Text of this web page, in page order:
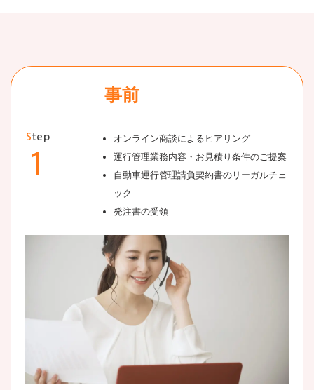
事前
オンライン商談によるヒアリング
運行管理業務内容・お見積り条件のご提案
自動車運行管理請負契約書のリーガルチェ
ック
発注書の受領